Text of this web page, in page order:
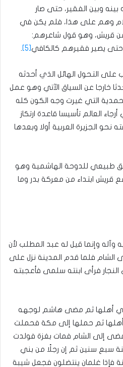
وبين الفقير، حتى صار
وهم على هذا، فلم يكن في
من قريش، وهو قول شاعرهم:
يصير فقيرهم كالكافي[5]
.
على التحول الهائل الذي أحدثه
خارجا عن السياق الآتي وهو عمل
التي غيرت وجه الكون كله
العالم تأسيسا قاعدة ارتكاز
نحو الجزيرة العربية أولا وبعدها
طبيعي للدوحة الهاشمية وهو
قريش ابتداء من معركة بدر وما
وآله وإنما قيل له عبد المطلب لأن
الشام فلما قدم المدينة نزل على
فرأى ابنته سلمى فأعجبته
في أهلها ثم مضى هاشم لوجهه
ثم حملها إلى مكة فحملت
إلى الشام فمات بغزة‏ فولدت
سبع سنين‏ ثم إن رجلًا من بني
فإذا غلمان ينتضلون فجعل شيبة